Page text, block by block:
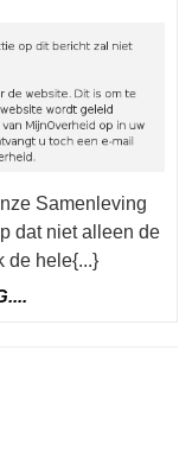
dat niet alleen de
de hele{...}